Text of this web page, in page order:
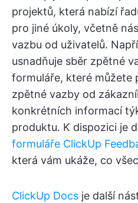
projektů, která nabízí
pro jiné úkoly, včetně
vazbu od uživatelů.
usnadňuje sběr zpětné
formuláře, které můžete
zpětné vazby od
konkrétních informací
produktu. K dispozici je
formuláře ClickUp
která vám ukáže, co
ClickUp Docs je další